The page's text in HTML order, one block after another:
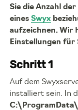
Sie die Anzahl
eines Swyx
aufzeichnen. Wir
Einstellungen für
Schritt 1
Auf dem
installiert sein. In